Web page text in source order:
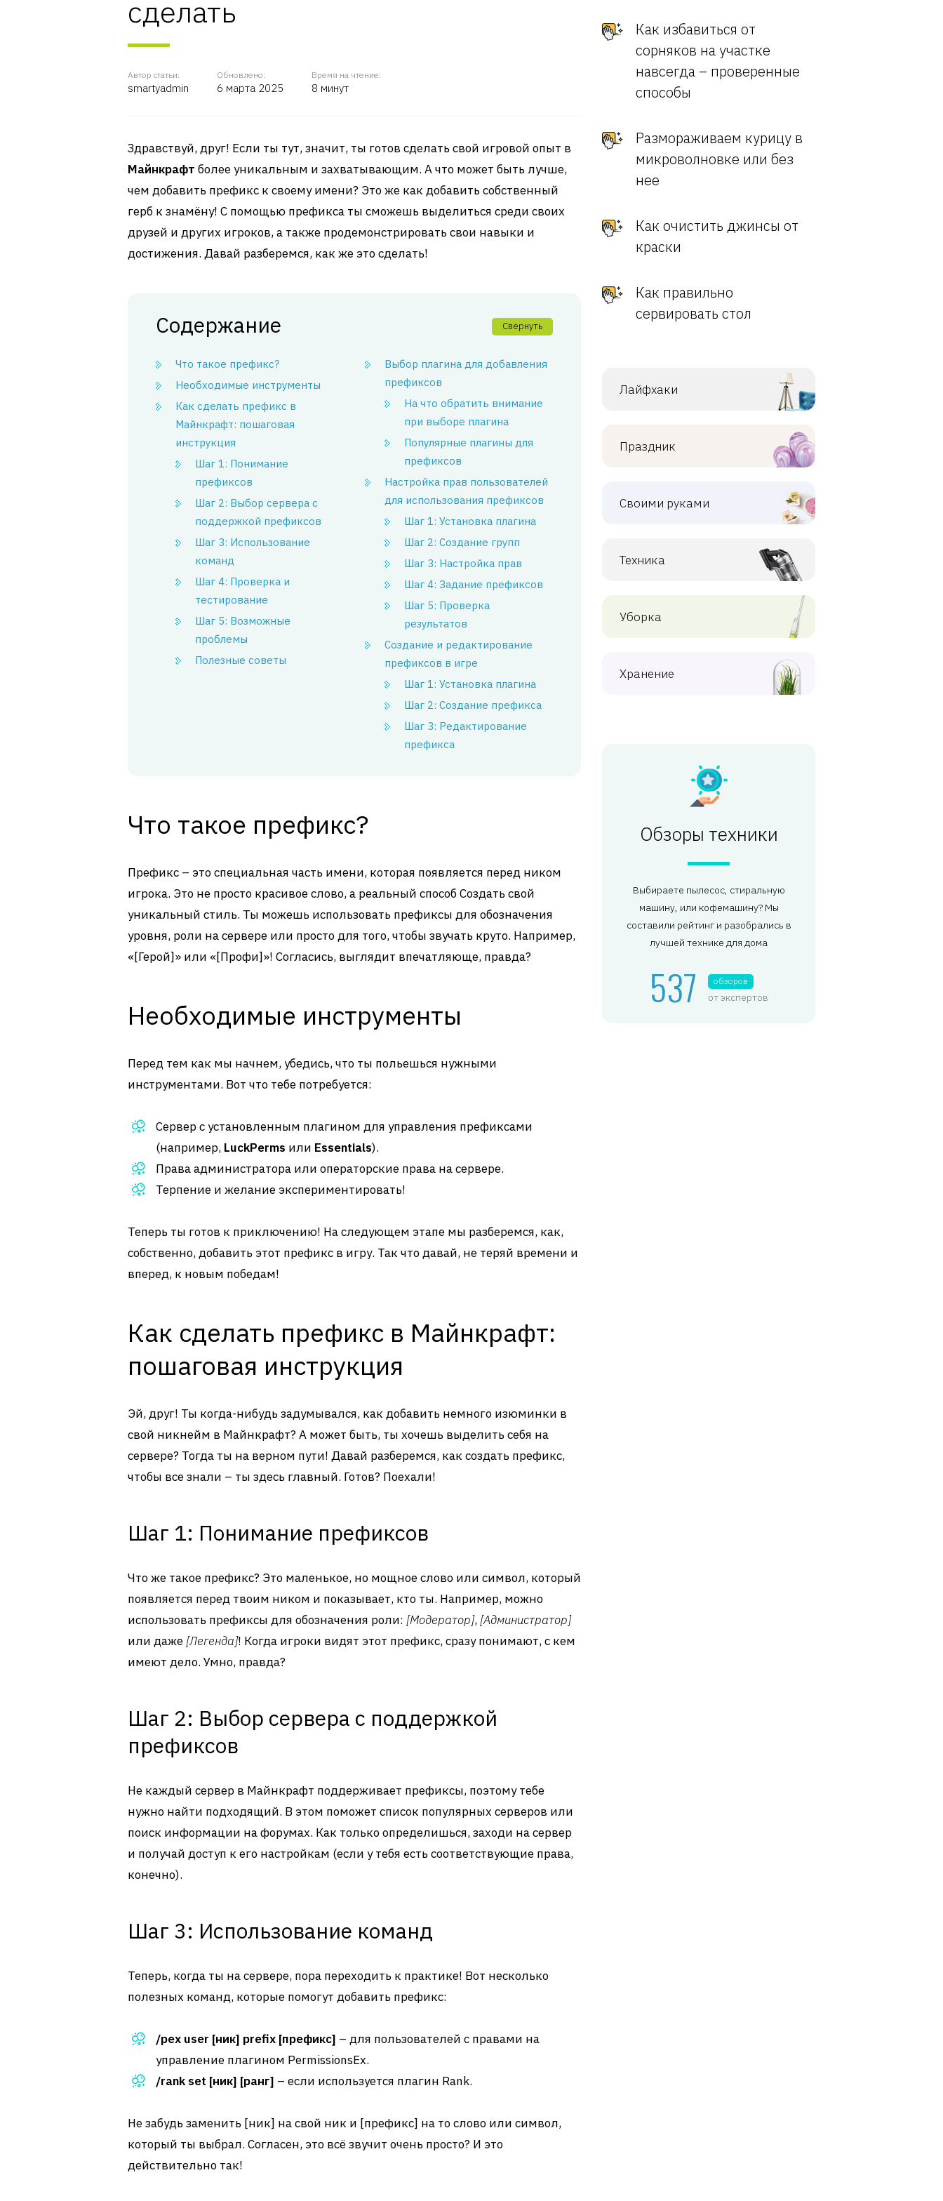
сделать
Автор статьи:
smartyadmin
Обновлено:
6 марта 2025
Время на чтение:
8 минут
Здравствуй, друг! Если ты тут, значит, ты готов сделать свой игровой опыт в
Майнкрафт более уникальным и захватывающим. А что может быть лучше,
чем добавить префикс к своему имени? Это же как добавить собственный
герб к знамёну! С помощью префикса ты сможешь выделиться среди своих
друзей и других игроков, а также продемонстрировать свои навыки и
достижения. Давай разберемся, как же это сделать!
Содержание Свернуть
Что такое префикс?
Необходимые инструменты
Как сделать префикс в
Майнкрафт: пошаговая
инструкция
Шаг 1: Понимание
префиксов
Шаг 2: Выбор сервера с
поддержкой префиксов
Шаг 3: Использование
команд
Шаг 4: Проверка и
тестирование
Шаг 5: Возможные
проблемы
Полезные советы
Выбор плагина для добавления
префиксов
На что обратить внимание
при выборе плагина
Популярные плагины для
префиксов
Настройка прав пользователей
для использования префиксов
Шаг 1: Установка плагина
Шаг 2: Создание групп
Шаг 3: Настройка прав
Шаг 4: Задание префиксов
Шаг 5: Проверка
результатов
Создание и редактирование
префиксов в игре
Шаг 1: Установка плагина
Шаг 2: Создание префикса
Шаг 3: Редактирование
префикса
Что такое префикс?
Префикс – это специальная часть имени, которая появляется перед ником
игрока. Это не просто красивое слово, а реальный способ Создать свой
уникальный стиль. Ты можешь использовать префиксы для обозначения
уровня, роли на сервере или просто для того, чтобы звучать круто. Например,
«[Герой]» или «[Профи]»! Согласись, выглядит впечатляюще, правда?
Необходимые инструменты
Перед тем как мы начнем, убедись, что ты польешься нужными
инструментами. Вот что тебе потребуется:
Сервер с установленным плагином для управления префиксами
(например, LuckPerms или Essentials).
Права администратора или операторские права на сервере.
Терпение и желание экспериментировать!
Теперь ты готов к приключению! На следующем этапе мы разберемся, как,
собственно, добавить этот префикс в игру. Так что давай, не теряй времени и
вперед, к новым победам!
Как сделать префикс в Майнкрафт:
пошаговая инструкция
Эй, друг! Ты когда-нибудь задумывался, как добавить немного изюминки в
свой никнейм в Майнкрафт? А может быть, ты хочешь выделить себя на
сервере? Тогда ты на верном пути! Давай разберемся, как создать префикс,
чтобы все знали – ты здесь главный. Готов? Поехали!
Шаг 1: Понимание префиксов
Что же такое префикс? Это маленькое, но мощное слово или символ, который
появляется перед твоим ником и показывает, кто ты. Например, можно
использовать префиксы для обозначения роли: [Модератор], [Администратор]
или даже [Легенда]! Когда игроки видят этот префикс, сразу понимают, с кем
имеют дело. Умно, правда?
Шаг 2: Выбор сервера с поддержкой
префиксов
Не каждый сервер в Майнкрафт поддерживает префиксы, поэтому тебе
нужно найти подходящий. В этом поможет список популярных серверов или
поиск информации на форумах. Как только определишься, заходи на сервер
и получай доступ к его настройкам (если у тебя есть соответствующие права,
конечно).
Шаг 3: Использование команд
Теперь, когда ты на сервере, пора переходить к практике! Вот несколько
полезных команд, которые помогут добавить префикс:
/pex user [ник] prefix [префикс] – для пользователей с правами на
управление плагином PermissionsEx.
/rank set [ник] [ранг] – если используется плагин Rank.
Не забудь заменить [ник] на свой ник и [префикс] на то слово или символ,
который ты выбрал. Согласен, это всё звучит очень просто? И это
действительно так!
Как избавиться от
сорняков на участке
навсегда – проверенные
способы
Размораживаем курицу в
микроволновке или без
нее
Как очистить джинсы от
краски
Как правильно
сервировать стол
Лайфхаки
Праздник
Своими руками
Техника
Уборка
Хранение
Обзоры техники
Выбираете пылесос, стиральную
машину, или кофемашину? Мы
составили рейтинг и разобрались в
лучшей технике для дома
537 обзоров
от экспертов